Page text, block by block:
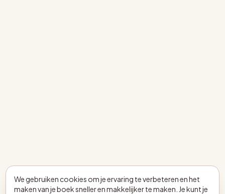
We gebruiken cookies om je ervaring te verbeteren en het
maken van je boek sneller en makkelijker te maken. Je kunt je